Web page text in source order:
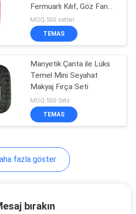
Fermuarlı Kılıf, Göz Farı
Fırçası Seti
MOQ:500 setleri
TEMAS
Manyetik Çanta ile Lüks
Temel Mini Seyahat
Makyaj Fırça Seti
MOQ:500 Sets
TEMAS
fazla göster
bırakın